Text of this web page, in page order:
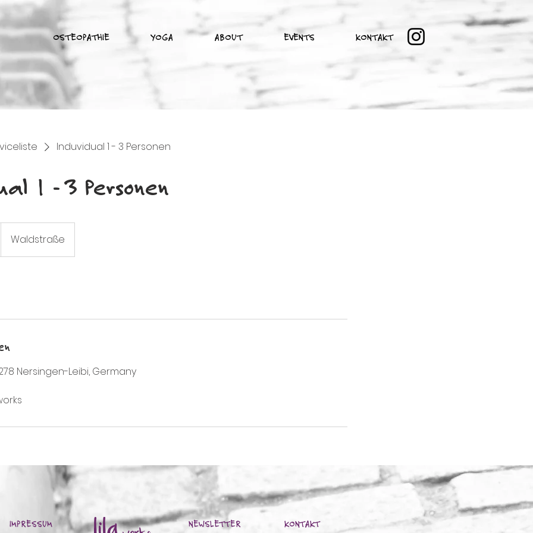
OSTEOPATHIE YOGA ABOUT EVENTS KONTAKT
Induvidual 1 - 3 Personen
1 - 3 Personen
Waldstraße
Nersingen-Leibi, Germany
IMPRESSUM NEWSLETTER KONTAKT